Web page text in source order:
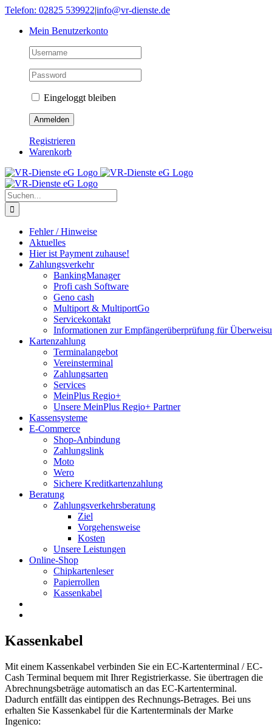
Skip
content
Telefon: 02825 539922|info@vr-dienste.de
Mein Benutzerkonto
Eingeloggt bleiben
Registrieren
Warenkorb
Suche
nach:
Fehler / Hinweise
Aktuelles
Hier ist Payment zuhause!
Zahlungsverkehr
BankingManager
Profi cash Software
Geno cash
Multiport & MultiportGo
Servicekontakt
Informationen zur Empfängerüberprüfung für
Kartenzahlung
Terminalangebot
Vereinsterminal
Zahlungsarten
Services
MeinPlus Regio+
Unsere MeinPlus Regio+ Partner
Kassensysteme
E-Commerce
Shop-Anbindung
Zahlungslink
Moto
Wero
Sichere Kreditkartenzahlung
Beratung
Zahlungsverkehrsberatung
Ziel
Vorgehensweise
Kosten
Unsere Leistungen
Online-Shop
Chipkartenleser
Papierrollen
Kassenkabel
Kassenkabel
Mit einem Kassenkabel verbinden Sie ein EC-Kartenterminal / EC-
Cash Terminal bequem mit Ihrer Registrierkasse. Sie übertragen die
Abrechnungsbeträge automatisch an das EC-Kartenterminal.
Dadurch entfällt das eintippen des Rechnungs-Betrages. Bei uns
erhalten Sie Kassenkabel für die Kartenterminals der Marke
Ingenico: